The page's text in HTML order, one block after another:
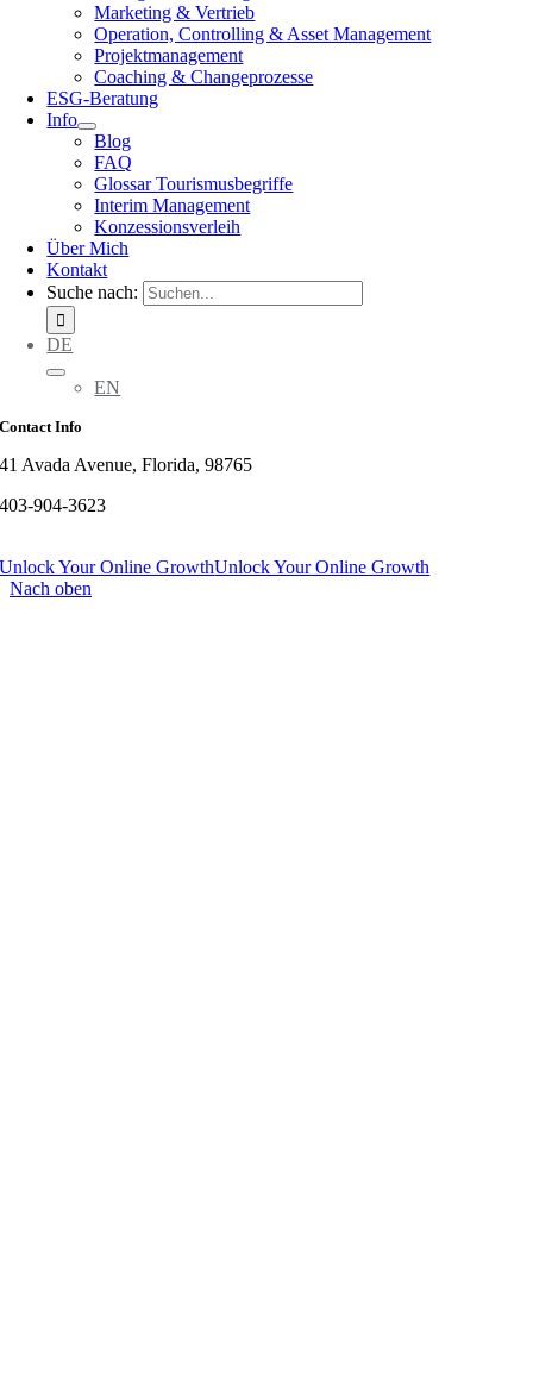
Marketing & Vertrieb
Operation, Controlling & Asset Management
Projektmanagement
Coaching & Changeprozesse
ESG-Beratung
Info
Blog
FAQ
Glossar Tourismusbegriffe
Interim Management
Konzessionsverleih
Über Mich
Kontakt
Suche nach:
DE
EN
Contact Info
41 Avada Avenue, Florida, 98765
403-904-3623
Unlock Your Online GrowthUnlock Your Online Growth
Nach oben